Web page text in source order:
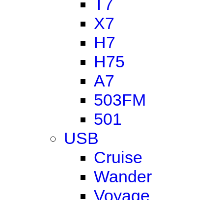
T7
X7
H7
H75
A7
503FM
501
USB
Cruise
Wander
Voyage